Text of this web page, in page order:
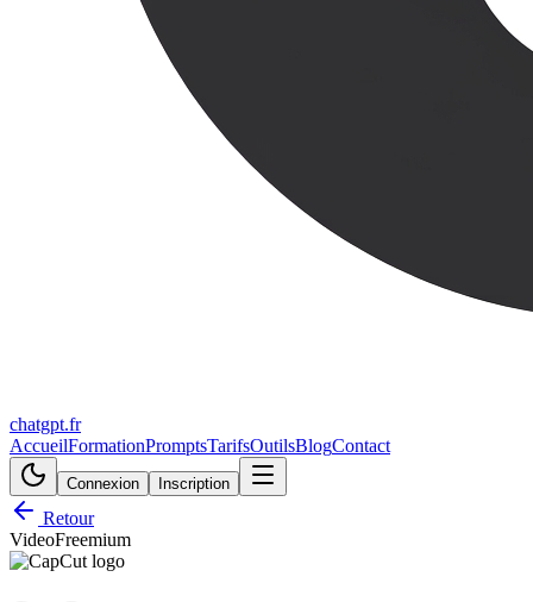
chatgpt.fr
AccueilFormationPromptsTarifsOutilsBlogContact
Connexion Inscription
Retour
VideoFreemium